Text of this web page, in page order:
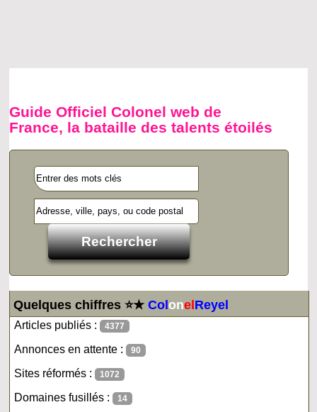
Guide Officiel Colonel web de
France, la bataille des talents étoilés
Quelques chiffres ⭐★ColonelReyel
Articles publiés : 4377
Annonces en attente : 90
Sites réformés : 1072
Domaines fusillés : 14